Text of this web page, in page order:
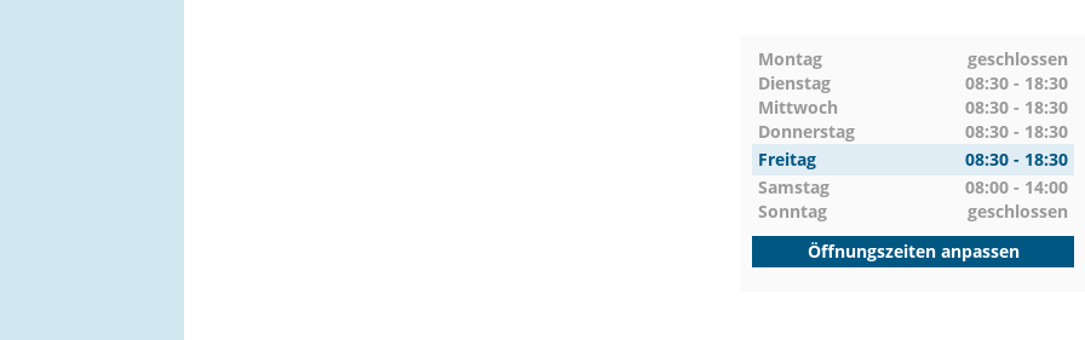
Montag
geschlossen
Dienstag
08:30 - 18:30
Mittwoch
08:30 - 18:30
Donnerstag
08:30 - 18:30
Freitag
08:30 - 18:30
Samstag
08:00 - 14:00
Sonntag
geschlossen
Öffnungszeiten anpassen